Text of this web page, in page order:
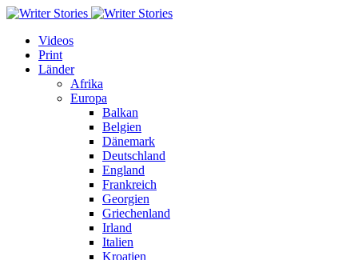
Videos
Print
Länder
Afrika
Europa
Balkan
Belgien
Dänemark
Deutschland
England
Frankreich
Georgien
Griechenland
Irland
Italien
Kroatien